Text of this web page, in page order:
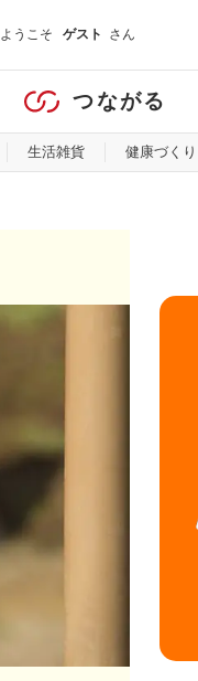
ようこそ ゲスト さん
つながる
生活雑貨 健康づくり